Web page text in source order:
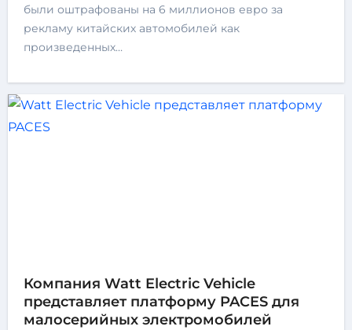
были оштрафованы на 6 миллионов евро за
рекламу китайских автомобилей как
произведенных…
Компания Watt Electric Vehicle
представляет платформу PACES для
малосерийных электромобилей